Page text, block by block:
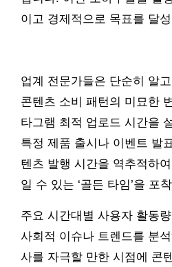
이고 경제적으로 목표를 달
업계 전문가들은 단순히 알
콘텐츠 소비 패턴의 미묘한
타그램 최적 업로드 시간을
특정 제품 출시나 이벤트 발
텐츠 발행 시간을 역추적하
일 수 있는 ‘골든 타임’을 포
주요 시간대별 사용자 활동
사회적 이슈나 트렌드를 분
사를 자극할 만한 시점에 콘